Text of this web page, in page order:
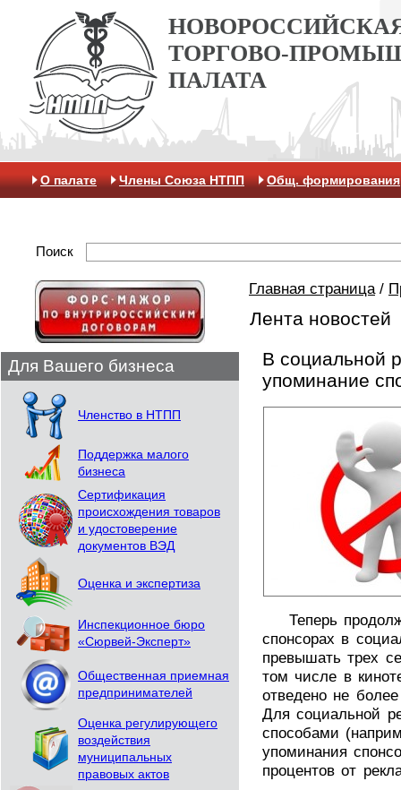
ТОРГОВО-
ПАЛАТА
О палате Члены Союза НТПП Общ. формирования
Поиск
Для Вашего бизнеса
Членство в НТПП
Поддержка малого
бизнеса
Сертификация
происхождения товаров
и удостоверение
документов ВЭД
Оценка и экспертиза
Инспекционное бюро
«Сюрвей-Эксперт»
Общественная приемная
предпринимателей
Оценка регулирующего
воздействия
муниципальных
правовых актов
Главная страница/
Лента новостей
В социальной
упоминание
Теперь
спонсорах в
превышать трех
том числе в
отведено не
Для социальной
способами
упоминания
процентов от